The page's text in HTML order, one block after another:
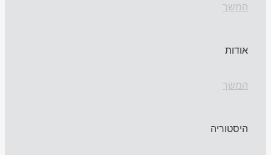
המשך
אודות
המשך
היסטוריה